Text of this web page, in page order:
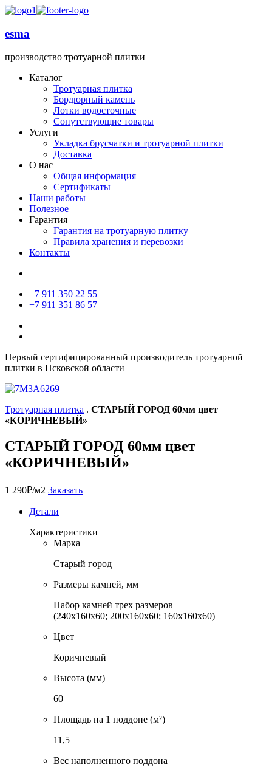
esma
производство тротуарной плитки
Каталог
Тротуарная плитка
Бордюрный камень
Лотки водосточные
Сопутствующие товары
Услуги
Укладка брусчатки и тротуарной плитки
Доставка
О нас
Общая информация
Сертификаты
Наши работы
Полезное
Гарантия
Гарантия на тротуарную плитку
Правила хранения и перевозки
Контакты
+7 911 350 22 55
+7 911 351 86 57
Первый сертифицированный производитель тротуарной
плитки в Псковской области
Тротуарная плитка . СТАРЫЙ ГОРОД 60мм цвет
«КОРИЧНЕВЫЙ»
СТАРЫЙ ГОРОД 60мм цвет
«КОРИЧНЕВЫЙ»
1 290₽/м2 Заказать
Детали
Характеристики
Марка
Старый город
Размеры камней, мм
Набор камней трех размеров
(240x160x60; 200x160x60; 160x160x60)
Цвет
Коричневый
Высота (мм)
60
Площадь на 1 поддоне (м²)
11,5
Вес наполненного поддона